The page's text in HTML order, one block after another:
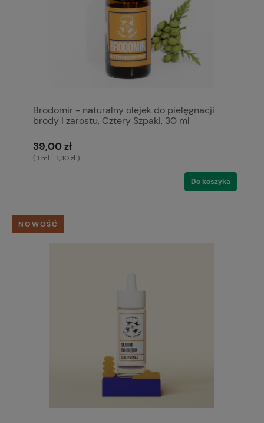
Brodomir - naturalny olejek do pielęgnacji
brody i zarostu, Cztery Szpaki, 30 ml
39,00 zł
( 1 ml = 1,30 zł )
Do koszyka
NOWOŚĆ